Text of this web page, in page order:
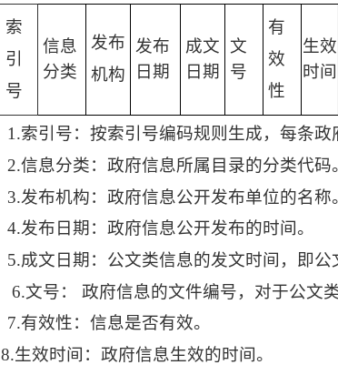
索
引
号
信息
分类
发布
机构
发布
日期
成文
日期
文
号
有
效
性
生效
时间
1.索引号：按索引号编码规则生成，每条政
2.信息分类：政府信息所属目录的分类代码
3.发布机构：政府信息公开发布单位的名称
4.发布日期：政府信息公开发布的时间。
5.成文日期：公文类信息的发文时间，即公
6.文号：
政府信息的文件编号，对于公文
7.有效性：信息是否有效。
8.生效时间： 政府信息生效的时间。